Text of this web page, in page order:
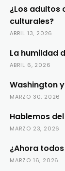
¿Los adultos
culturales?
ABRIL 13, 2026
La humildad
ABRIL 6, 2026
Washington
MARZO 30, 2026
Hablemos
MARZO 23, 2026
¿Ahora
MARZO 16, 2026